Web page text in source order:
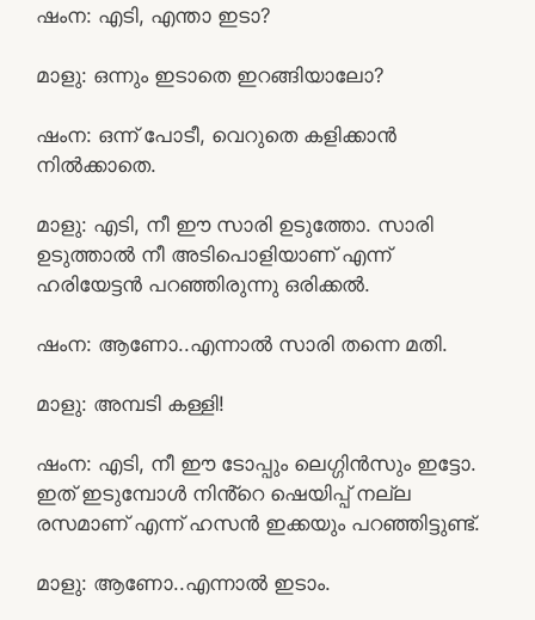
ഷംന: എടി, എന്താ ഇടാ?
മാളു: ഒന്നും ഇടാതെ ഇറങ്ങിയാലോ?
ഷംന: ഒന്ന് പോടീ, വെറുതെ കളിക്കാൻ
നിൽക്കാതെ.
മാളു: എടി, നീ ഈ സാരി ഉടുത്തോ. സാരി
ഉടുത്താൽ നീ അടിപൊളിയാണ് എന്ന്
ഹരിയേട്ടൻ പറഞ്ഞിരുന്നു ഒരിക്കൽ.
ഷംന: ആണോ..എന്നാൽ സാരി തന്നെ മതി.
മാളു: അമ്പടി കള്ളി!
ഷംന: എടി, നീ ഈ ടോപ്പും ലെഗ്ഗിൻസും ഇട്ടോ.
ഇത് ഇടുമ്പോൾ നിൻ്റെ ഷെയിപ്പ് നല്ല
രസമാണ് എന്ന് ഹസൻ ഇക്കയും പറഞ്ഞിട്ടുണ്ട്.
മാളു: ആണോ..എന്നാൽ ഇടാം.